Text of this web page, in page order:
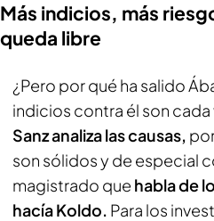
Más indicios, más
queda libre
¿Pero por qué ha salido
indicios contra él son cada
Sanz analiza las causas,
son sólidos y de especial
magistrado que habla de
hacía Koldo. Para los